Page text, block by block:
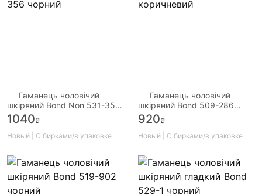
Гаманець чоловічий
шкіряний Bond Non 531-356
чорний
1040₴
Новый | С бирками/в упаковке
Гаманець чоловічий
шкіряний Bond 509-286
коричневий
920₴
Новый | С бирками/в упаковке